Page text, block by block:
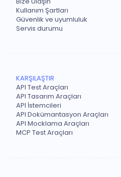
Kullanım Şartları
Güvenlik ve uyumluluk
Servis durumu
KARŞILAŞTIR
API Test Araçları
API Tasarım Araçları
API İstemcileri
API Dokümantasyon Araçları
API Mocklama Araçları
MCP Test Araçları